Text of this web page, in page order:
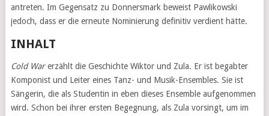
antreten. Im Gegensatz zu Donnersmark beweist Pawlikowski
jedoch, dass er die erneute Nominierung definitiv verdient hätte.
INHALT
Cold Warerzählt die Geschichte Wiktor und Zula. Er ist begabter
Komponist und Leiter eines Tanz- und Musik-Ensembles. Sie ist
Sängerin, die als Studentin in eben dieses Ensemble aufgenommen
wird. Schon bei ihrer ersten Begegnung, als Zula vorsingt, um im